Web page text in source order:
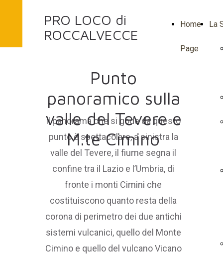
Home
Page
La
PRO LOCO di
ROCCALVECCE
Punto
panoramico sulla
valle del Tevere e
M.te Cimino
Il panorama che si gode da questo
punto è spettacolare, a sinistra la
valle del Tevere, il fiume segna il
confine tra il Lazio e l’Umbria, di
fronte i monti Cimini che
costituiscono quanto resta della
corona di perimetro dei due antichi
sistemi vulcanici, quello del Monte
Cimino e quello del vulcano Vicano